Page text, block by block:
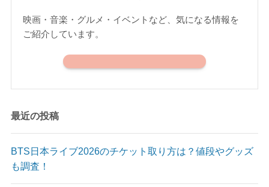
映画・音楽・グルメ・イベントなど、気になる情報を
ご紹介しています。
最近の投稿
BTS日本ライブ2026のチケット取り方は？値段やグッズ
も調査！